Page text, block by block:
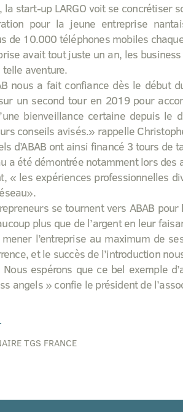
start-up LARGO voit se concrétiser
pour la jeune entreprise
de 10.000 téléphones mobiles
avait tout juste un an, les
telle aventure.
nous a fait confiance dès le début
un second tour en 2019 pour
bienveillance certaine depuis le
conseils avisés.» rappelle
d’ABAB ont ainsi financé 3 tours
a été démontrée notamment lors
« les expériences professionnelles
se tournent vers ABAB
plus que de l’argent en leur
l’entreprise au maximum de
et le succès de l’introduction
Nous espérons que ce bel exemple
angels » confie le président de
TGS FRANCE